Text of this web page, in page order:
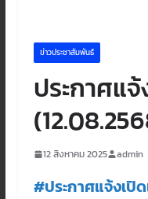
ข่าวประชาสัมพันธ์
ประกาศแ
12 สิงหาคม 2025 admin
#ประกาศแจ้งเปิ